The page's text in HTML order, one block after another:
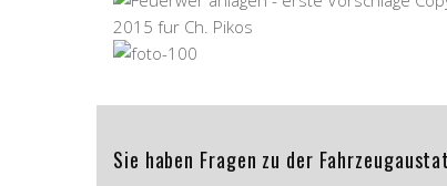
Sie haben Fragen zu der